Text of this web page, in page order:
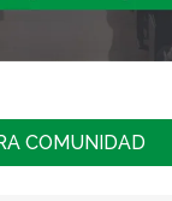
COMUNIDAD